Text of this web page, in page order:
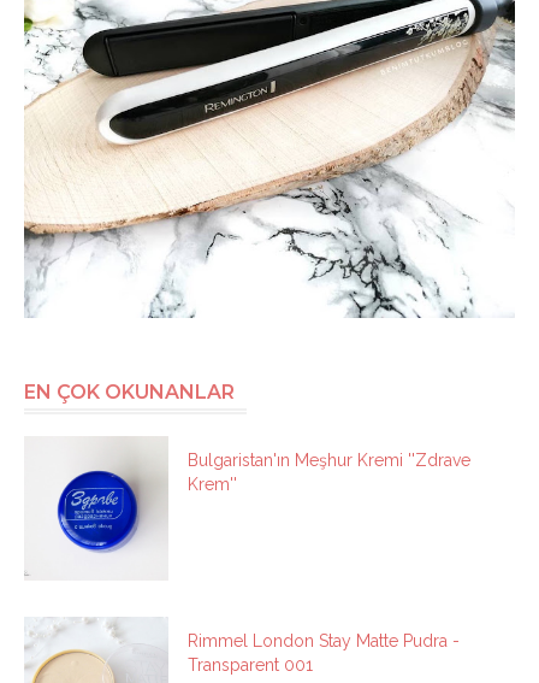
EN ÇOK OKUNANLAR
Bulgaristan'ın Meşhur Kremi ''Zdrave
Krem''
Rimmel London Stay Matte Pudra -
Transparent 001